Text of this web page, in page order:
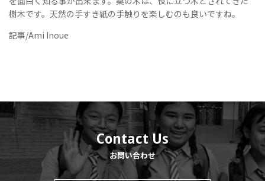
樹木です。天然の手すき紙の手触りを楽しむのも良いですね。
記事/Ami Inoue
Contact Us
お問い合わせ